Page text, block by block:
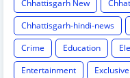
Chhattisgarh New
Chhattisgarh-hindi-news
Crime
Education
Entertainment
Exclusive